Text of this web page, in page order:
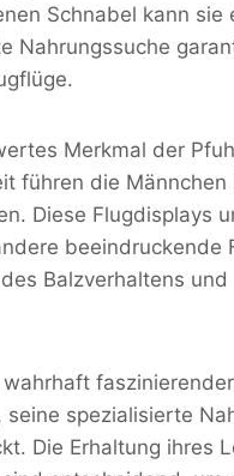
Schnabel kann
Nahrungssuche
Merkmal der
führen die
Diese Flugdisplays
Balzverhaltens
spezialisierte
Die Erhaltung ihres